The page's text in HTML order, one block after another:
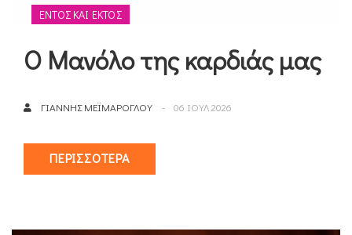
ΕΝΤΌΣ ΚΑΙ ΕΚΤΌΣ
Ο Μανόλο της καρδιάς μας
ΓΙΆΝΝΗΣ ΜΕΪΜΆΡΟΓΛΟΥ 06 ΙΟΥΛ 2026
ΠΕΡΙΣΣΌΤΕΡΑ